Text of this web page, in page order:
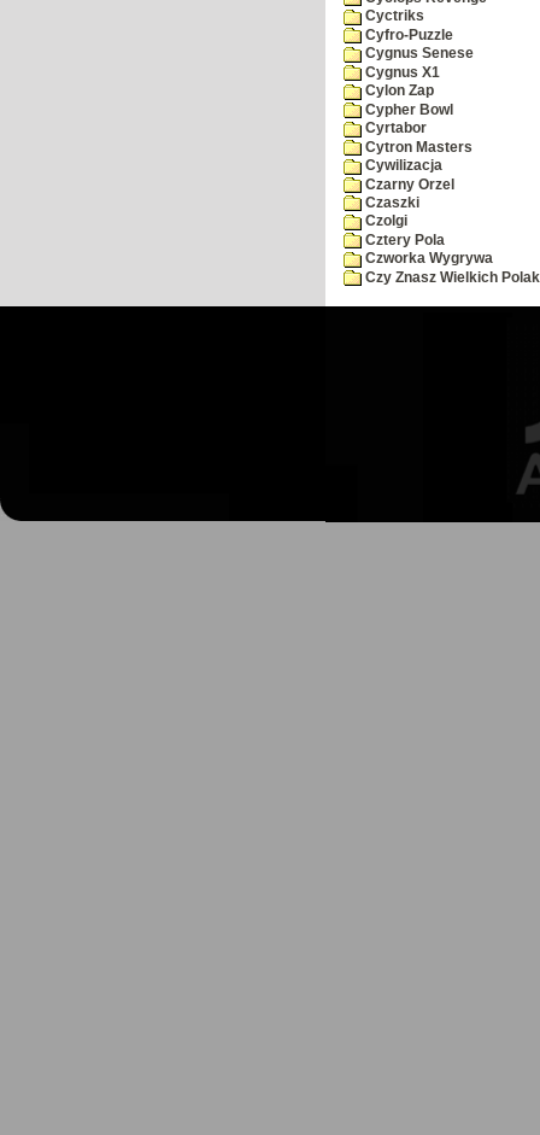
Cyctriks
Cyfro-Puzzle
Cygnus Senese
Cygnus X1
Cylon Zap
Cypher Bowl
Cyrtabor
Cytron Masters
Cywilizacja
Czarny Orzel
Czaszki
Czolgi
Cztery Pola
Czworka Wygrywa
Czy Znasz Wielkich